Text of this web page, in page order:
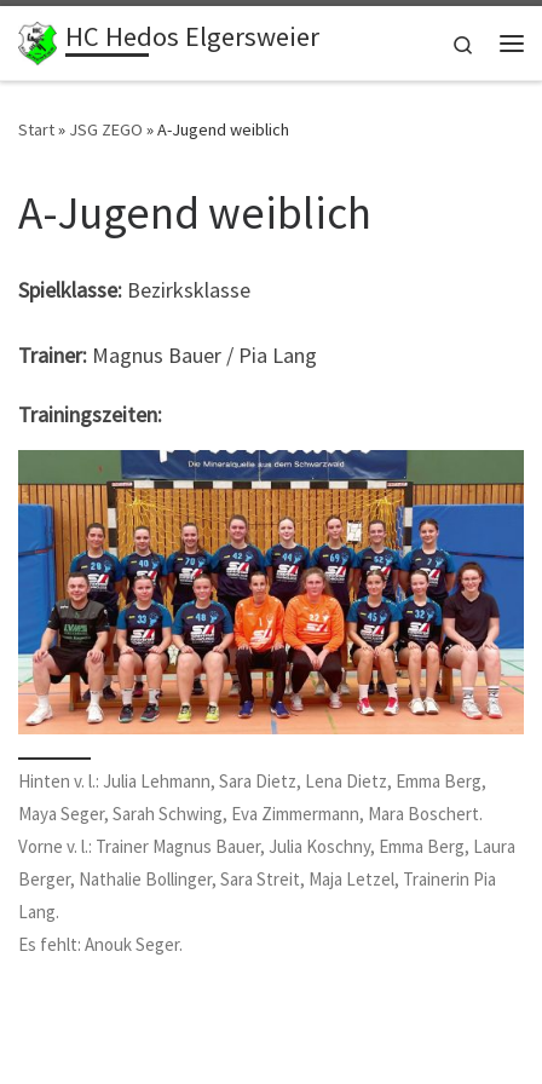
Zum Inhalt springen
HC Hedos Elgersweier
Search
Start» JSG ZEGO »A-Jugend weiblich
A-Jugend weiblich
Spielklasse: Bezirksklasse
Trainer: Magnus Bauer / Pia Lang
Trainingszeiten:
Hinten v. l.: Julia Lehmann, Sara Dietz, Lena Dietz, Emma Berg,
Maya Seger, Sarah Schwing, Eva Zimmermann, Mara Boschert.
Vorne v. l.: Trainer Magnus Bauer, Julia Koschny, Emma Berg, Laura
Berger, Nathalie Bollinger, Sara Streit, Maja Letzel, Trainerin Pia
Lang.
Es fehlt: Anouk Seger.